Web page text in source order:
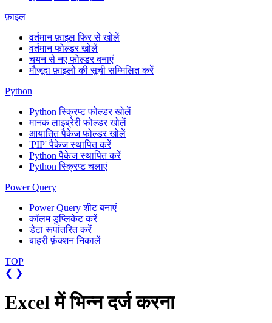
फ़ाइल
वर्तमान फ़ाइल फिर से खोलें
वर्तमान फोल्डर खोलें
चयन से नए फोल्डर बनाएं
मौजूदा फ़ाइलों की सूची सम्मिलित करें
Python
Python स्क्रिप्ट फोल्डर खोलें
मानक लाइब्रेरी फोल्डर खोलें
आयातित पैकेज फोल्डर खोलें
'PIP' पैकेज स्थापित करें
Python पैकेज स्थापित करें
Python स्क्रिप्ट चलाएं
Power Query
Power Query शीट बनाएं
कॉलम डुप्लिकेट करें
डेटा रूपांतरित करें
बाहरी फ़ंक्शन निकालें
TOP
❮ ❯
Excel में भिन्न दर्ज करना